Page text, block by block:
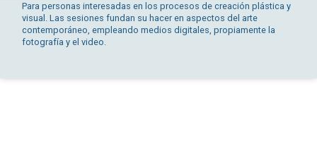
Para personas interesadas en los procesos de creación plástica y
visual. Las sesiones fundan su hacer en aspectos del arte
contemporáneo, empleando medios digitales, propiamente la
fotografía y el video.